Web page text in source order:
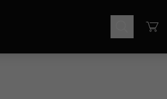
Cart